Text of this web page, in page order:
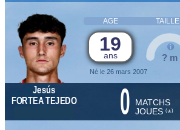
AGE TAILLE
19
ans
Né le 26 mars 2007
? m
Jesús
FORTEA TEJEDO
0 MATCHS
JOUES (*)